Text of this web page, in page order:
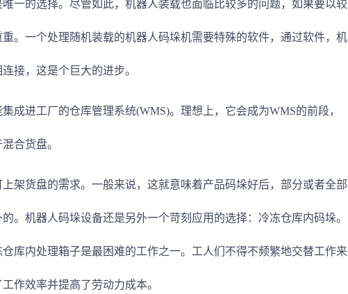
一的选择。尽管如此，机器人装载也面临比较多的问题，如果要以较
。一个处理随机装载的机器人码垛机需要特殊的软件，通过软件，机
接，这是个巨大的进步。
成进工厂的仓库管理系统(WMS)。理想上，它会成为WMS的前段，
合货盘。
架货盘的需求。一般来说，这就意味着产品码垛好后，部分或者全部
。机器人码垛设备还是另外一个苛刻应用的选择：冷冻仓库内码垛。
库内处理箱子是最困难的工作之一。工人们不得不频繁地交替工作来
作效率并提高了劳动力成本。